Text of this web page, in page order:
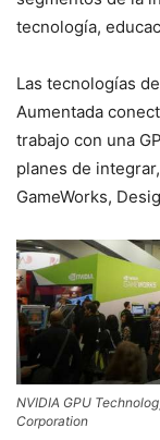
tecnología,
Las tecnologías
Aumentada
trabajo con una
planes de
GameWorks,
NVIDIA GPU
Corporation